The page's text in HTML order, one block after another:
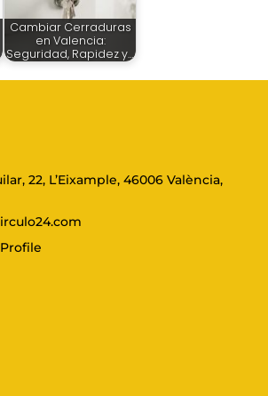
Cambiar Cerraduras
en Valencia:
Seguridad, Rapidez y…
22, L’Eixample, 46006 València,